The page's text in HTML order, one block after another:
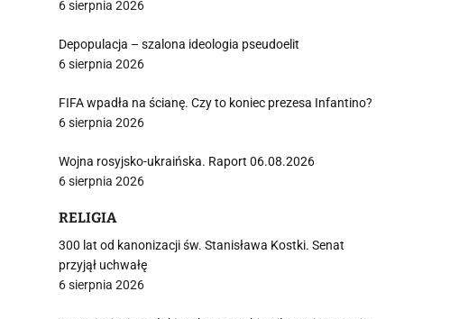
6 sierpnia 2026
Depopulacja – szalona ideologia pseudoelit
6 sierpnia 2026
FIFA wpadła na ścianę. Czy to koniec prezesa Infantino?
6 sierpnia 2026
Wojna rosyjsko-ukraińska. Raport 06.08.2026
6 sierpnia 2026
RELIGIA
300 lat od kanonizacji św. Stanisława Kostki. Senat
przyjął uchwałę
6 sierpnia 2026